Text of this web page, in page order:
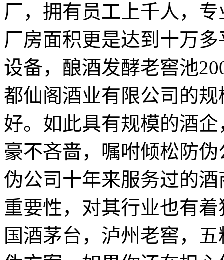
厂，拥有员工上千人，
厂房面积更是达到十万
设备，酿酒发酵老窖池
都仙阁酒业有限公司的
好。如此具有规模的酒
豪不吝啬，嘱咐倾松防
伪公司十年来服务过的
重要性，对其行业也有
国酒茅台，泸州老窖，